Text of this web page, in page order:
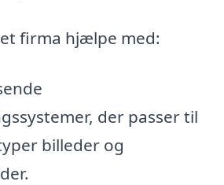
firma hjælpe med:
der passer til
billeder og